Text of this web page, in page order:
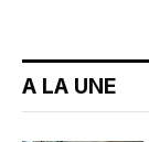
A LA UNE